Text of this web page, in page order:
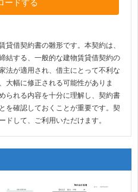
ードする
借契約書の雛形です。本契約は、
結する、一般的な建物賃貸借契約の
法が適用され、借主にとって不利な
大幅に修正される可能性がありま
られる内容を十分に理解し、契約書
を確認しておくことが重要です。契
ドして、ご利用いただけます。